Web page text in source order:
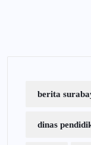
berita
dinas